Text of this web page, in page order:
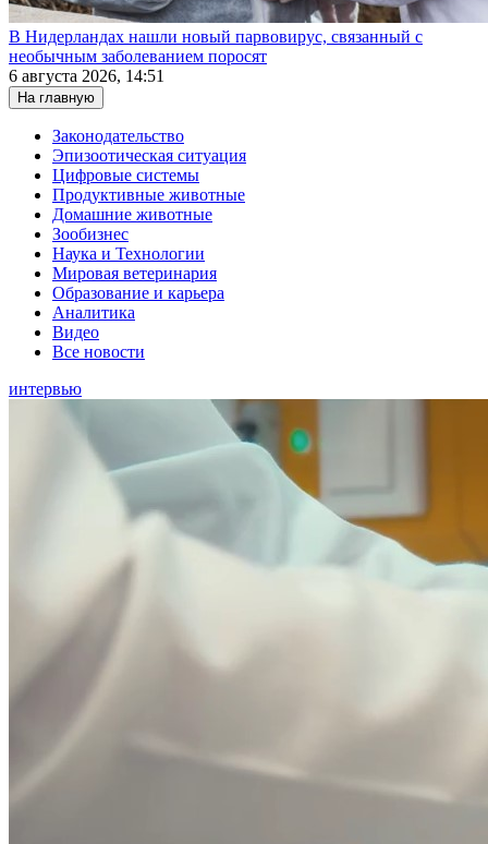
В Нидерландах нашли новый парвовирус, связанный с
необычным заболеванием поросят
6 августа 2026, 14:51
На главную
Законодательство
Эпизоотическая ситуация
Цифровые системы
Продуктивные животные
Домашние животные
Зообизнес
Наука и Технологии
Мировая ветеринария
Образование и карьера
Аналитика
Видео
Все новости
интервью